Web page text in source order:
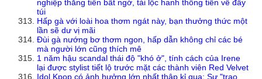
nghiệp thăng tiến bất ngờ, tài lộc hanh thông tiền về đầy
túi
Hấp gà với loài hoa thơm ngát này, bạn thưởng thức một
lần sẽ dư vị mãi
Đùi gà nướng bơ thơm ngon, hấp dẫn không chỉ các bé
mà người lớn cũng thích mê
1 năm hậu scandal thái độ "khó ở", tính cách của Irene
lại được stylist tiết lộ trước mặt các thành viên Red Velvet
Idol Kpop có ảnh hưởng lớn nhất thập kỉ qua: Sự "trao